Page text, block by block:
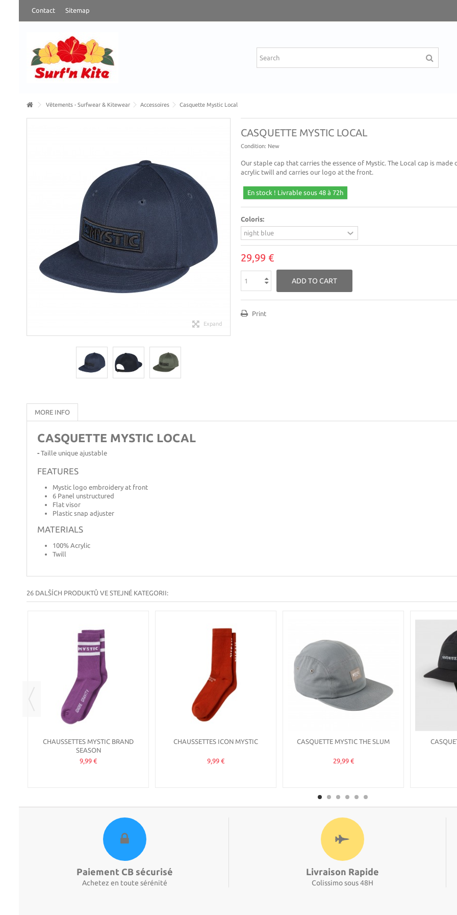
Contact Sitemap
Vêtements - Surfwear & Kitewear Accessoires Casquette Mystic Local
Expand
CASQUETTE MYSTIC LOCAL
Condition: New
Our staple cap that carries the essence of Mystic. The Local cap is made
acrylic twill and carries our logo at the front.
En stock ! Livrable sous 48 à 72h
Coloris:
29,99 €
ADD TO CART
Print
MORE INFO
CASQUETTE MYSTIC LOCAL
- Taille unique ajustable
FEATURES
Mystic logo embroidery at front
6 Panel unstructured
Flat visor
Plastic snap adjuster
MATERIALS
100% Acrylic
Twill
26 DALŠÍCH PRODUKTŮ VE STEJNÉ KATEGORII:
CHAUSSETTES MYSTIC BRAND
SEASON
9,99 €
CHAUSSETTES ICON MYSTIC
9,99 €
CASQUETTE MYSTIC THE SLUM
29,99 €
Paiement CB sécurisé
Achetez en toute sérénité
Livraison Rapide
Colissimo sous 48H